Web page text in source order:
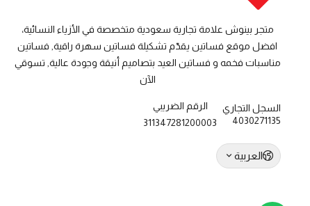
متجر بينوش علامة تجارية سعودية متخصصة في الأزياء النسائية،
افضل موقع فساتين يقدّم تشكيلة فساتين سهرة راقية, فساتين
مناسبات فخمه و فساتين العيد بتصاميم أنيقة وجودة عالية, تسوقي
الآن
السجل التجاري
4030271135
الرقم الضريبي
311347281200003
العربية